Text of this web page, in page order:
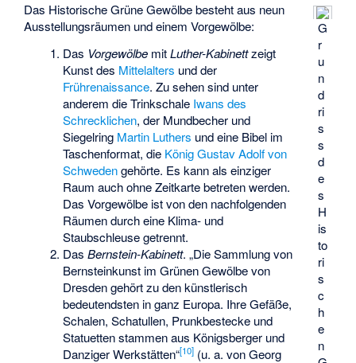
G
r
u
n
d
ri
s
s
d
e
s
H
is
to
ri
s
c
h
e
n
Das Historische Grüne Gewölbe besteht aus neun
Ausstellungsräumen und einem Vorgewölbe:
Das Vorgewölbe mitLuther-Kabinettzeigt
Kunst des Mittelalters und der
Frührenaissance. Zu sehen sind unter
anderem die Trinkschale Iwans des
Schrecklichen, der Mundbecher und
Siegelring Martin Luthers und eine Bibel im
Taschenformat, die König Gustav Adolf von
Schwedengehörte. Es kann als einziger
Raum auch ohne Zeitkarte betreten werden.
Das Vorgewölbe ist von den nachfolgenden
Räumen durch eine Klima- und
Staubschleuse getrennt.
DasBernstein-Kabinett. „Die Sammlung von
Bernsteinkunst im Grünen Gewölbe von
Dresden gehört zu den künstlerisch
bedeutendsten in ganz Europa. Ihre Gefäße,
Schalen, Schatullen, Prunkbestecke und
Statuetten stammen aus Königsberger und
Danziger Werkstätten“[10] (u. a. vonGeorg